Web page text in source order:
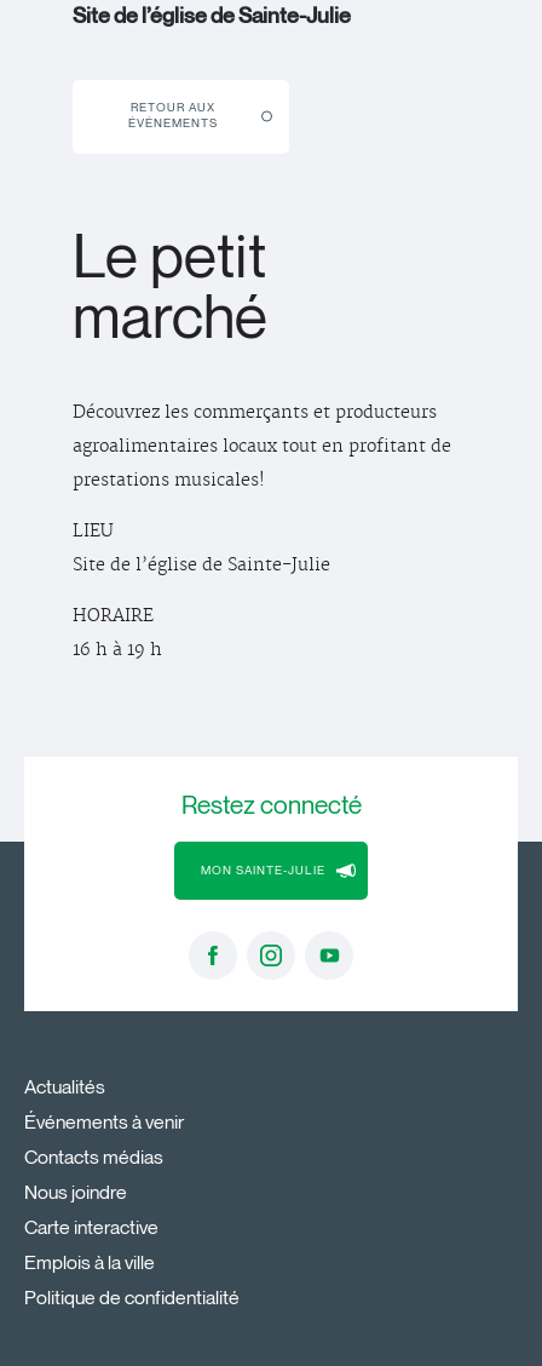
Site de l’église de Sainte-Julie
RETOUR AUX
ÉVÉNEMENTS
Le petit
marché
Découvrez les commerçants et producteurs
agroalimentaires locaux tout en profitant de
prestations musicales!
LIEU
Site de l’église de Sainte-Julie
HORAIRE
16 h à 19 h
Restezconnecté
MON SAINTE-JULIE
Actualités
Événements à venir
Contacts médias
Nous joindre
Carte interactive
Emplois à la ville
Politique de confidentialité